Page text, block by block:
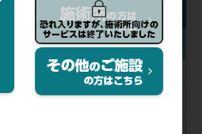
絞り込み検索
アイボリー